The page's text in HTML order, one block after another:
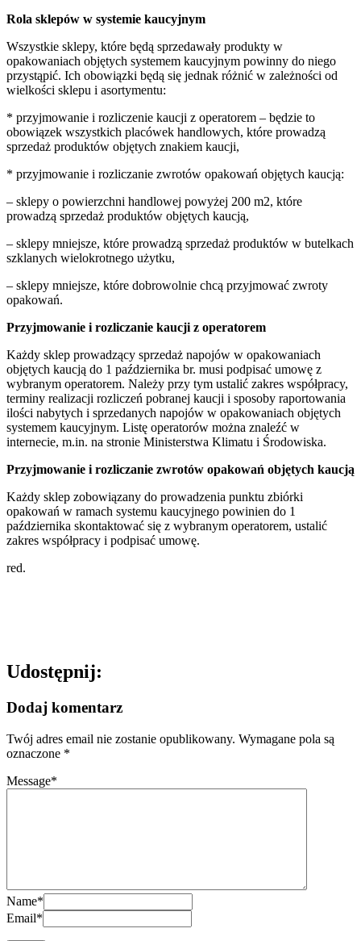
Rola sklepów w systemie kaucyjnym
Wszystkie sklepy, które będą sprzedawały produkty w
opakowaniach objętych systemem kaucyjnym powinny do niego
przystąpić. Ich obowiązki będą się jednak różnić w zależności od
wielkości sklepu i asortymentu:
* przyjmowanie i rozliczenie kaucji z operatorem – będzie to
obowiązek wszystkich placówek handlowych, które prowadzą
sprzedaż produktów objętych znakiem kaucji,
* przyjmowanie i rozliczanie zwrotów opakowań objętych kaucją:
– sklepy o powierzchni handlowej powyżej 200 m2, które
prowadzą sprzedaż produktów objętych kaucją,
– sklepy mniejsze, które prowadzą sprzedaż produktów w butelkach
szklanych wielokrotnego użytku,
– sklepy mniejsze, które dobrowolnie chcą przyjmować zwroty
opakowań.
Przyjmowanie i rozliczanie kaucji z operatorem
Każdy sklep prowadzący sprzedaż napojów w opakowaniach
objętych kaucją do 1 października br. musi podpisać umowę z
wybranym operatorem. Należy przy tym ustalić zakres współpracy,
terminy realizacji rozliczeń pobranej kaucji i sposoby raportowania
ilości nabytych i sprzedanych napojów w opakowaniach objętych
systemem kaucyjnym. Listę operatorów można znaleźć w
internecie, m.in. na stronie Ministerstwa Klimatu i Środowiska.
Przyjmowanie i rozliczanie zwrotów opakowań objętych kaucją
Każdy sklep zobowiązany do prowadzenia punktu zbiórki
opakowań w ramach systemu kaucyjnego powinien do 1
października skontaktować się z wybranym operatorem, ustalić
zakres współpracy i podpisać umowę.
red.
Udostępnij:
Dodaj komentarz
Twój adres email nie zostanie opublikowany. Wymagane pola są
oznaczone *
Message*
Name*
Email*